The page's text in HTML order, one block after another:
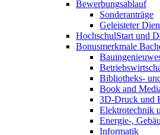
Bewerbungsablauf
Sonderanträge
Geleisteter
HochschulStart und
Bonusmerkmale
Bibliotheks-
Book and
3D-Druck und
Elektrotechnik
Energie-,
Informatik